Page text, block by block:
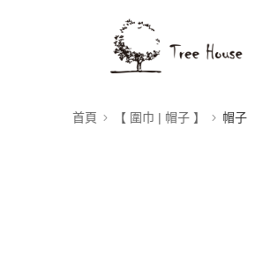
首頁 【 圍巾 | 帽子 】 帽子